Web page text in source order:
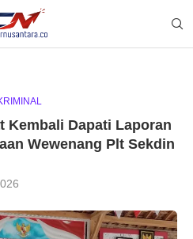
Kembali Dapati Laporan
Wewenang Plt Sekdin